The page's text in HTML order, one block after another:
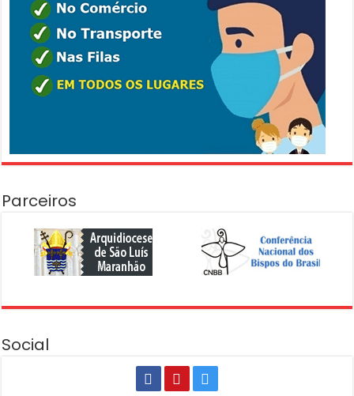
Parceiros
Social